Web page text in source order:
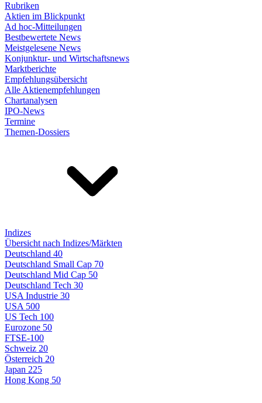
Rubriken
Aktien im Blickpunkt
Ad hoc-Mitteilungen
Bestbewertete News
Meistgelesene News
Konjunktur- und Wirtschaftsnews
Marktberichte
Empfehlungsübersicht
Alle Aktienempfehlungen
Chartanalysen
IPO-News
Termine
Themen-Dossiers
Indizes
Übersicht nach Indizes/Märkten
Deutschland 40
Deutschland Small Cap 70
Deutschland Mid Cap 50
Deutschland Tech 30
USA Industrie 30
USA 500
US Tech 100
Eurozone 50
FTSE-100
Schweiz 20
Österreich 20
Japan 225
Hong Kong 50